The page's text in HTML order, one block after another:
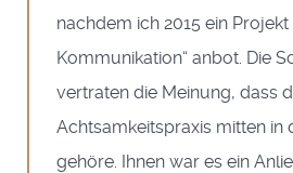
nachdem ich 2015 ein
Kommunikation“ anbot. Die
vertraten die Meinung, dass
Achtsamkeitspraxis mitten in
gehöre. Ihnen war es ein